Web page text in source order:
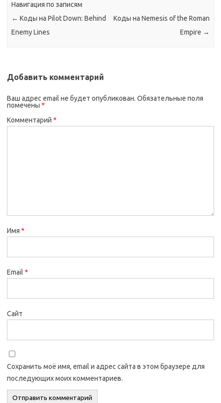
Навигация по записям
← Коды на Pilot Down: Behind
Enemy Lines
Коды на Nemesis of the Roman
Empire →
Добавить комментарий
Ваш адрес email не будет опубликован. Обязательные поля
помечены *
Комментарий *
Имя *
Email *
Сайт
Сохранить моё имя, email и адрес сайта в этом браузере для
последующих моих комментариев.